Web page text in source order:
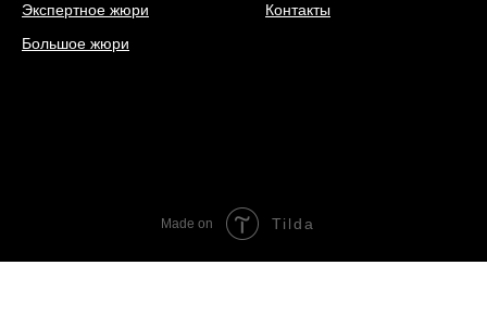
Экспертное жюри
Большое жюри
Контакты
Made on Tilda